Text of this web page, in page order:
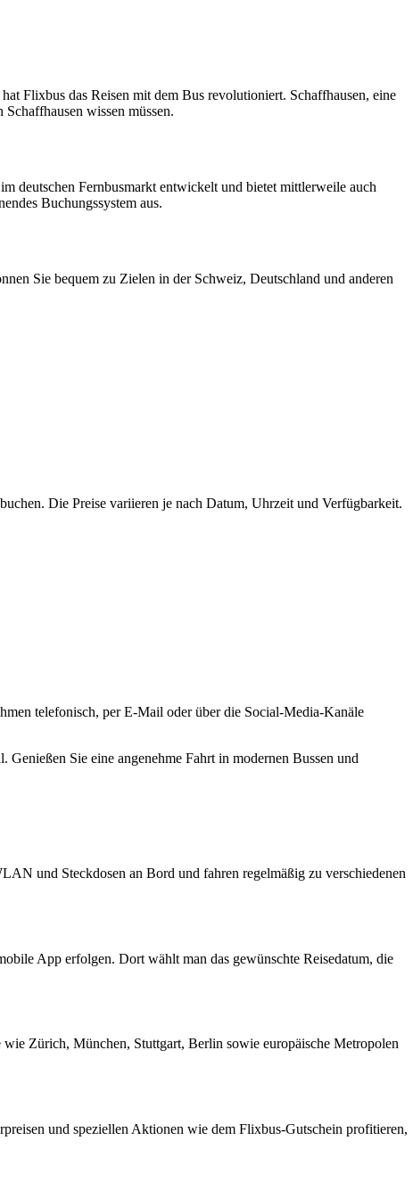
Flixbus das Reisen mit dem Bus revolutioniert. Schaffhausen, eine
wissen müssen.
deutschen Fernbusmarkt entwickelt und bietet mittlerweile auch
Buchungssystem aus.
Sie bequem zu Zielen in der Schweiz, Deutschland und anderen
Die Preise variieren je nach Datum, Uhrzeit und Verfügbarkeit.
telefonisch, per E-Mail oder über die Social-Media-Kanäle
Sie eine angenehme Fahrt in modernen Bussen und
und Steckdosen an Bord und fahren regelmäßig zu verschiedenen
App erfolgen. Dort wählt man das gewünschte Reisedatum, die
Zürich, München, Stuttgart, Berlin sowie europäische Metropolen
und speziellen Aktionen wie dem Flixbus-Gutschein profitieren,